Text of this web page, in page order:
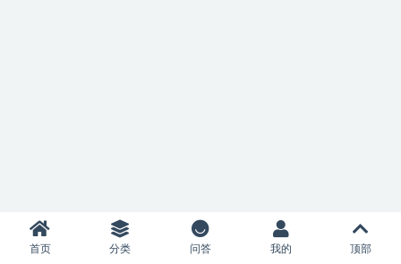
首页 分类 问答 我的 顶部